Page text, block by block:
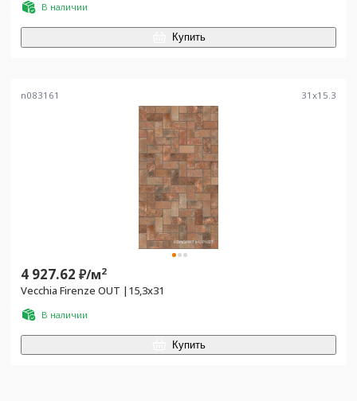
В наличии
Купить
n083161 31 x15.3
4 927.62 ₽/м2
Vecchia Firenze OUT |15,3x31
В наличии
Купить